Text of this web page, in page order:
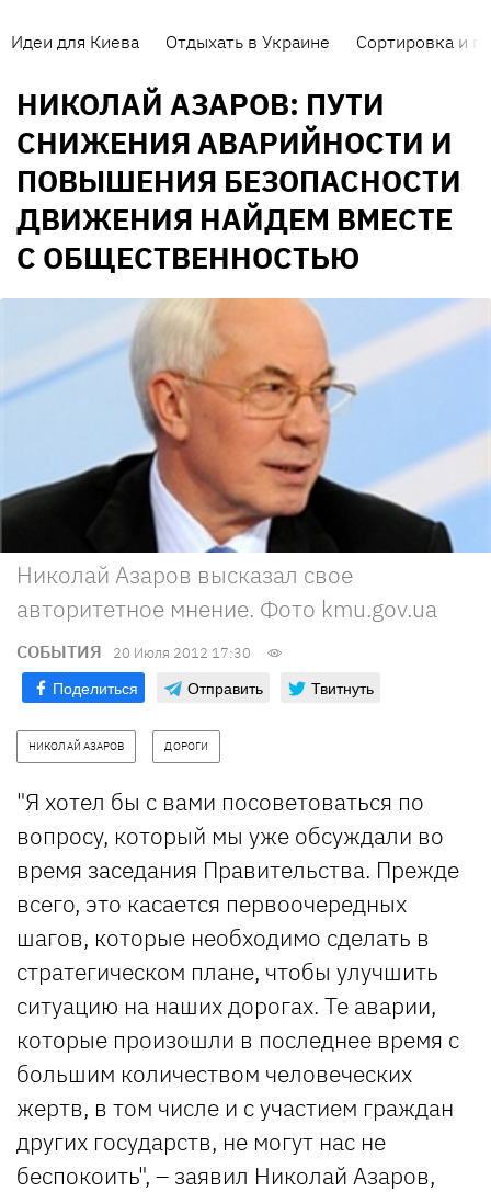
Идеи для Киева Отдыхать в Украине Сортировка и
НИКОЛАЙ АЗАРОВ: ПУТИ
СНИЖЕНИЯ АВАРИЙНОСТИ И
ПОВЫШЕНИЯ БЕЗОПАСНОСТИ
ДВИЖЕНИЯ НАЙДЕМ ВМЕСТЕ
С ОБЩЕСТВЕННОСТЬЮ
Николай Азаров высказал свое
авторитетное мнение. Фото kmu.gov.ua
СОБЫТИЯ 20 Июля 2012 17:30
Поделиться Отправить Твитнуть
НИКОЛАЙ АЗАРОВ ДОРОГИ
"Я хотел бы с вами посоветоваться по
вопросу, который мы уже обсуждали во
время заседания Правительства. Прежде
всего, это касается первоочередных
шагов, которые необходимо сделать в
стратегическом плане, чтобы улучшить
ситуацию на наших дорогах. Те аварии,
которые произошли в последнее время с
большим количеством человеческих
жертв, в том числе и с участием граждан
других государств, не могут нас не
беспокоить", – заявил Николай Азаров,